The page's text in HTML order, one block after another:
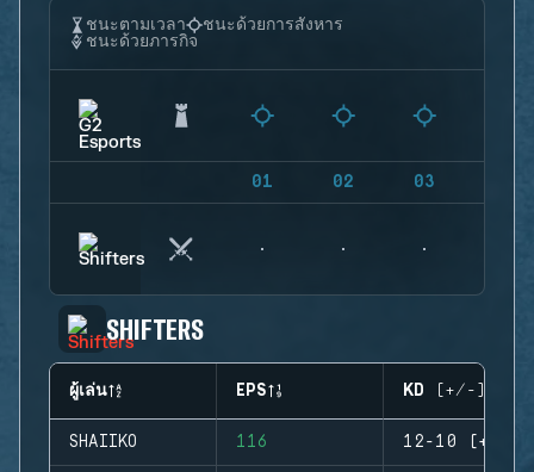
ชนะตามเวลา
ชนะด้วยการสังหาร
ชนะด้วยภารกิจ
01 02 03
SHIFTERS
ผู้เล่น EPS KD (+/-)
SHAIIKO 116 12-10 (+2)